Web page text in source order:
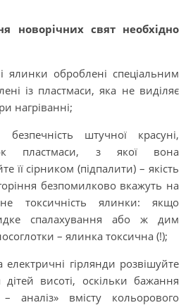
новорічних свят необхідно
ялинки оброблені спеціальним
із пластмаси, яка не виділяє
нагріванні;
штучної красуні,
пластмаси, з якої вона
її сірником (підпалити) – якість
безпомилково вкажуть на
не токсичність ялинки: якщо
спалахування або ж дим
– ялинка токсична (!);
електричні гірлянди розвішуйте
висоті, оскільки бажання
аналіз» вмісту кольорового